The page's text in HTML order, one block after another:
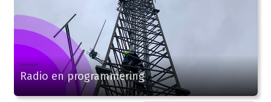
Radio en programmering